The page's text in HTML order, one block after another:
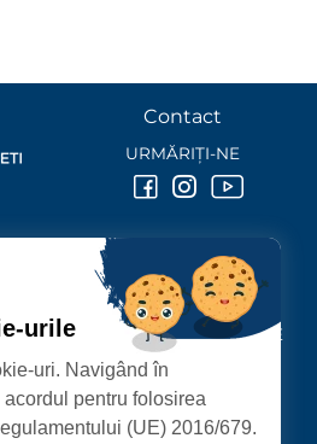
PERSONALE
MUNICIPIULUI
1 CORP M, 440026 SATU MARE
Contact
URMĂRIȚI-NE
urile
uri. Navigând în
pentru folosirea
(UE) 2016/679.